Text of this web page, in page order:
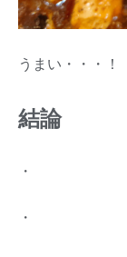
うまい・・・！
結論
・
・